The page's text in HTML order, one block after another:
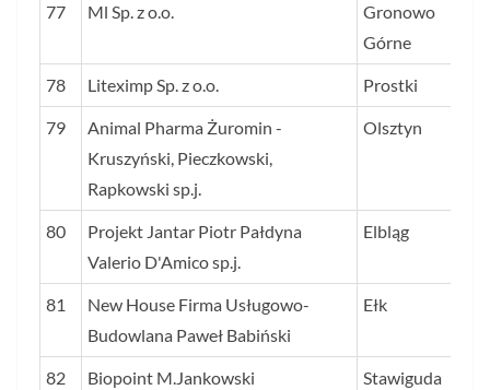
77 Ml Sp. z o.o.
Gronowo
Górne
78 Liteximp Sp. z o.o. Prostki
79
Animal Pharma Żuromin -
Kruszyński, Pieczkowski,
Rapkowski sp.j.
Olsztyn
80
Projekt Jantar Piotr Pałdyna
Valerio D'Amico sp.j.
Elbląg
81
New House Firma Usługowo-
Budowlana Paweł Babiński
Ełk
82
Biopoint M.Jankowski
Stawiguda